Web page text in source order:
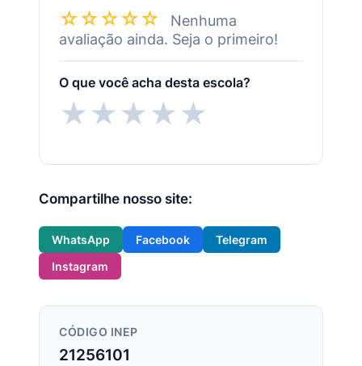
☆☆☆☆☆
Nenhuma
avaliação ainda. Seja o primeiro!
O que você acha desta escola?
★★★★★
Compartilhe nosso site:
WhatsApp Facebook
Telegram
Instagram
CÓDIGO INEP
21256101